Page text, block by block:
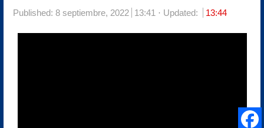
Published: 8 septiembre, 2022 13:41 Updated: 13:44